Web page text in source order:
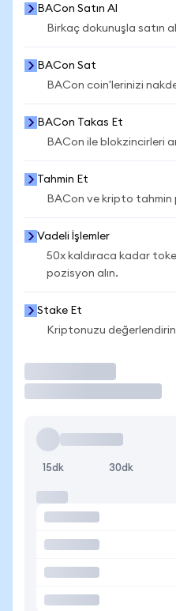
BACon Satın Al
Birkaç dokunuşla satın
BACon Sat
BACon coin'lerinizi
BACon Takas Et
BACon ile blokzincirleri
Tahmin Et
BACon ve kripto tahmin
Vadeli İşlemler
50x kaldıraca kadar
pozisyon alın.
Stake Et
Kriptonuzu
15dk 30dk